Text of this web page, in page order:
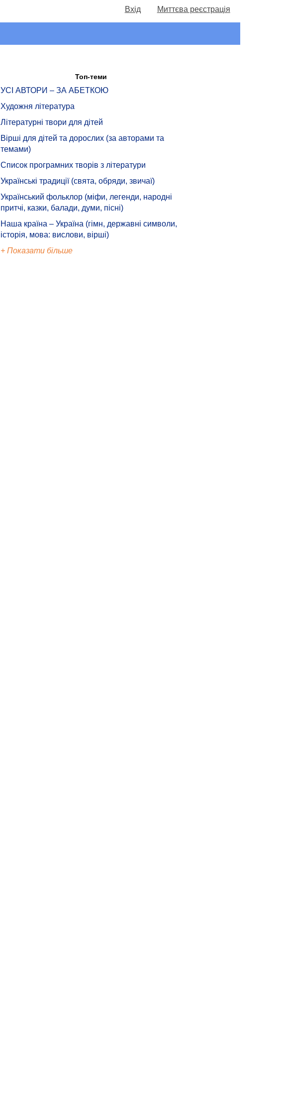
Вхід Миттєва реєстрація
Топ-теми
УСІ АВТОРИ – ЗА АБЕТКОЮ
Художня література
Літературні твори для дітей
Вірші для дітей та дорослих (за авторами та
темами)
Список програмних творів з літератури
Українські традиції (свята, обряди, звичаї)
Український фольклор (міфи, легенди, народні
притчі, казки, балади, думи, пісні)
Наша країна – Україна (гімн, державні символи,
історія, мова: вислови, вірші)
+ Показати більше